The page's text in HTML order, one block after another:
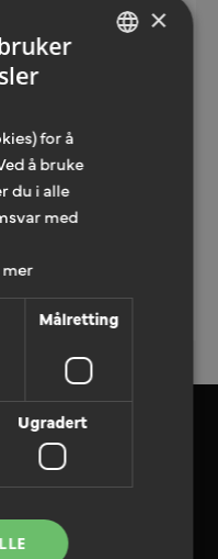
×
for å
å bruke
du i alle
med
mer
Målretting
Ugradert